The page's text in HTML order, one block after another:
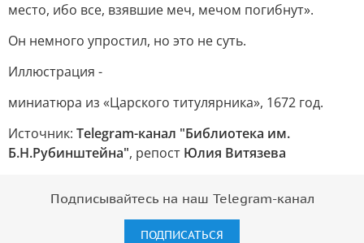
место, ибо все, взявшие меч, мечом погибнут».
Он немного упростил, но это не суть.
Иллюстрация -
миниатюра из «Царского титулярника», 1672 год.
Источник: Telegram-канал "Библиотека им.
Б.Н.Рубинштейна", репост Юлия Витязева
Подписывайтесь на наш Telegram-канал
ПОДПИСАТЬСЯ